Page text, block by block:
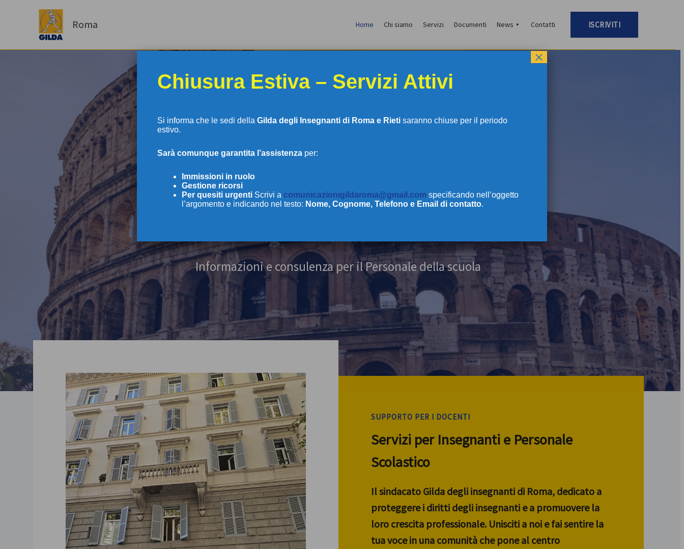
Roma Home Chi siamo Servizi Documenti News Contatti ISCRIVITI
GILDA DEGLI INSEGNANTI
Informazioni e consulenza per il Personale della scuola
SUPPORTO PER I DOCENTI
Servizi per Insegnanti e Personale
Scolastico
Il sindacato Gilda degli insegnanti di Roma, dedicato a
proteggere i diritti degli insegnanti e a promuovere la
loro crescita professionale. Unisciti a noi e fai sentire la
tua voce in una comunità che pone al centro
Chiusura Estiva – Servizi Attivi
Si informa che le sedi della Gilda degli Insegnanti di Roma e Rietisaranno chiuse per il periodo
estivo.
Sarà comunque garantita l’assistenzaper:
Immissioni in ruolo
Gestione ricorsi
Perquesiti urgenti Scrivi a comunicazionigildaroma@gmail.com specificando nell’oggetto
l’argomento e indicando nel testo: Nome, Cognome, Telefono e Email di contatto.
×